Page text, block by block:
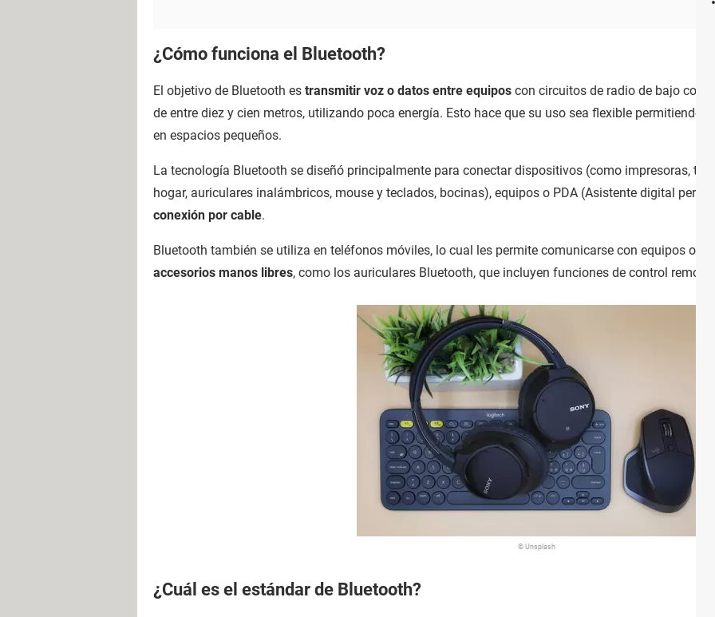
¿Cómo funciona el Bluetooth?
El objetivo de Bluetooth es transmitir voz o datos entre equipos con circuitos de radio de bajo
de entre diez y cien metros, utilizando poca energía. Esto hace que su uso sea flexible permitiendo
en espacios pequeños.
La tecnología Bluetooth se diseñó principalmente para conectar dispositivos (como impresoras,
hogar, auriculares inalámbricos, mouse y teclados, bocinas), equipos o PDA (Asistente digital
conexión por cable.
Bluetooth también se utiliza en teléfonos móviles, lo cual les permite comunicarse con equipos o
accesorios manos libres, como los auriculares Bluetooth, que incluyen funciones de control remoto.
© Unsplash
¿Cuál es el estándar de Bluetooth?